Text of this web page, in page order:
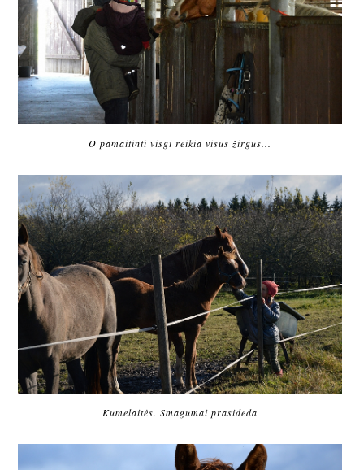
O pamaitinti visgi reikia visus žirgus...
Kumelaitės. Smagumai prasideda